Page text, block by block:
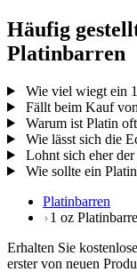
Häufig
Platinbarren
Wie viel wiegt ein
Fällt beim Kauf
Warum ist Platin
Wie lässt sich die
Lohnt sich eher
Wie sollte ein
Platinbarren
1 oz
Erhalten Sie
erster von neuen